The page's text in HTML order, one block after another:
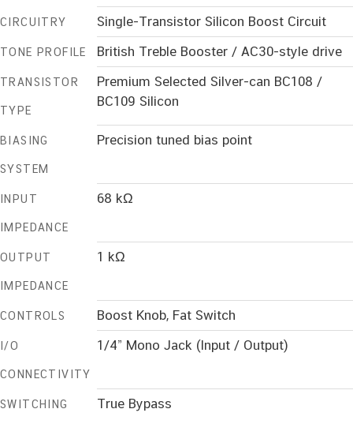
CIRCUITRY Single-Transistor Silicon Boost Circuit
TONE PROFILE British Treble Booster / AC30-style drive
TRANSISTOR
TYPE
Premium Selected Silver-can BC108 /
BC109 Silicon
BIASING
SYSTEM
Precision tuned bias point
INPUT
IMPEDANCE
68 kΩ
OUTPUT
IMPEDANCE
1 kΩ
CONTROLS Boost Knob, Fat Switch
I/O
CONNECTIVITY
1/4” Mono Jack (Input / Output)
SWITCHING True Bypass